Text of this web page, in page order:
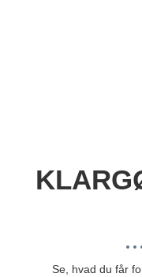
Se, hvad du får